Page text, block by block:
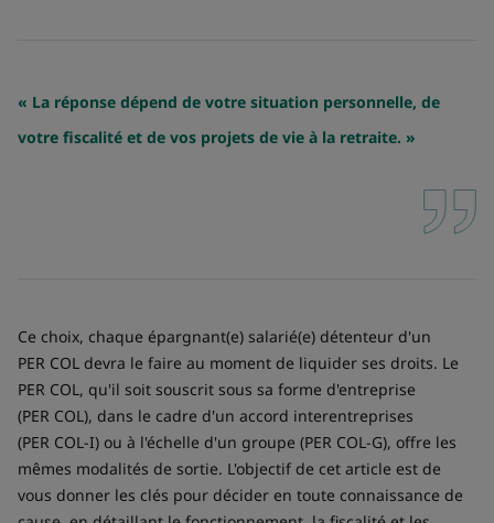
« La réponse dépend de votre situation personnelle, de
votre fiscalité et de vos projets de vie à la retraite. »
Ce choix, chaque épargnant(e) salarié(e) détenteur d'un
PER COL devra le faire au moment de liquider ses droits. Le
PER COL, qu'il soit souscrit sous sa forme d'entreprise
(PER COL), dans le cadre d'un accord interentreprises
(PER COL-I) ou à l'échelle d'un groupe (PER COL-G), offre les
mêmes modalités de sortie. L'objectif de cet article est de
vous donner les clés pour décider en toute connaissance de